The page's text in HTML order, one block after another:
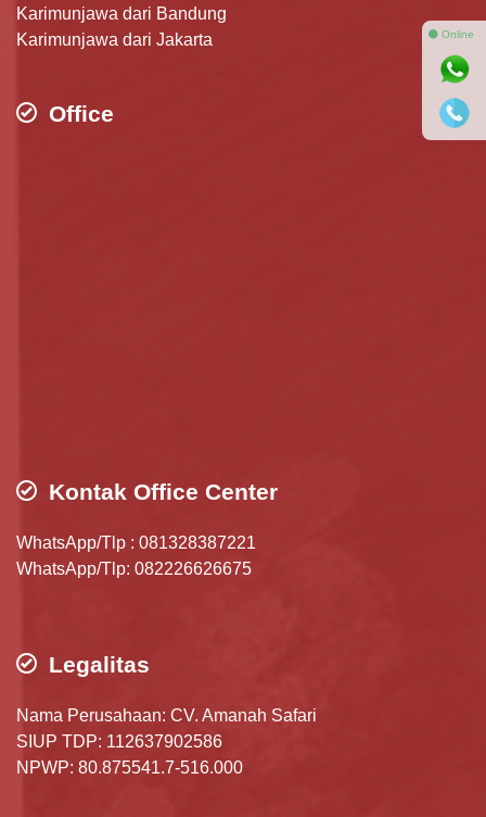
Karimunjawa dari Bandung
Karimunjawa dari Jakarta
Office
Kontak Office Center
WhatsApp/Tlp : 081328387221
WhatsApp/Tlp: 082226626675
Legalitas
Nama Perusahaan: CV. Amanah Safari
SIUP TDP: 112637902586
NPWP: 80.875541.7-516.000
⚫ Online